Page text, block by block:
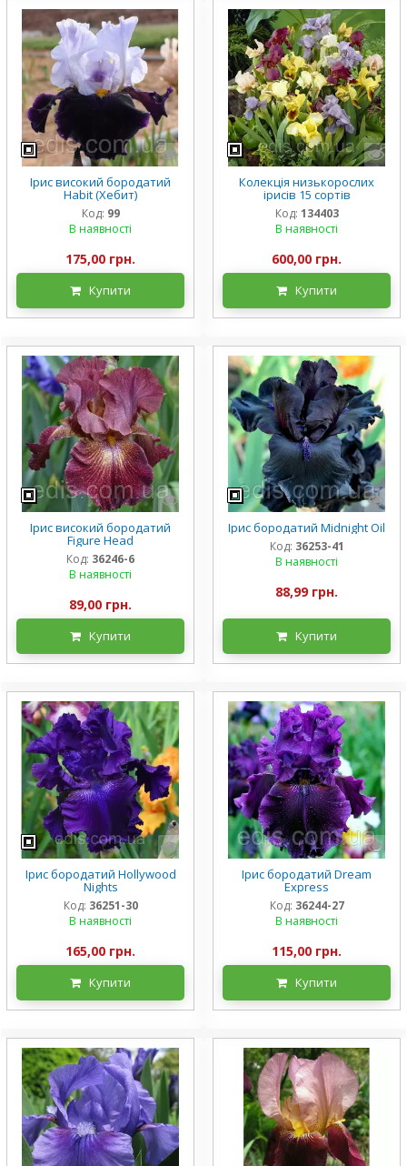
Ірис високий бородатий
Habit (Хебит)
Код: 99
В наявності
175,00 грн.
Купити
Колекція низькорослих
ірисів 15 сортів
Код: 134403
В наявності
600,00 грн.
Купити
Ірис високий бородатий
Figure Head
Код: 36246-6
В наявності
89,00 грн.
Купити
Ірис бородатий Midnight Oil
Код: 36253-41
В наявності
88,99 грн.
Купити
Ірис бородатий Hollywood
Nights
Код: 36251-30
В наявності
165,00 грн.
Купити
Ірис бородатий Dream
Express
Код: 36244-27
В наявності
115,00 грн.
Купити